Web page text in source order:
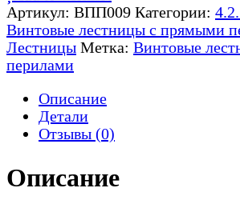
лестница
с
прямыми
перилами
-
ВПП009
Артикул: ВПП009 Категории:
Винтовые лестницы с прямыми
Лестницы Метка: Винтовые
перилами
Описание
Детали
Отзывы (0)
Описание